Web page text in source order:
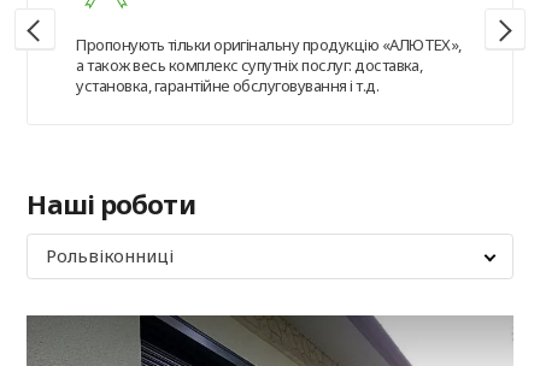
Пропонують тільки оригінальну продукцію «АЛЮТЕХ»,
а також весь комплекс супутніх послуг: доставка,
установка, гарантійне обслуговування і т.д.
Наші роботи
Рольвіконниці